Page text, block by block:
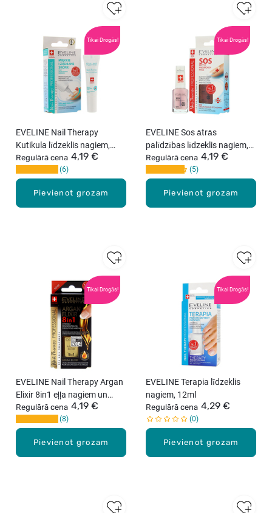
Tikai Drogās!
Pievienot grozam
EVELINE Nail Therapy
Kutikula līdzeklis nagiem,
12ml
Regulārā cena 4,19 €
6
Tikai Drogās!
Pievienot grozam
EVELINE Sos ātrās
palīdzības līdzeklis nagiem,
12ml
Regulārā cena 4,19 €
5
Tikai Drogās!
Pievienot grozam
EVELINE Nail Therapy Argan
Elixir 8in1 eļļa nagiem un
kutikulām, 12ml
Regulārā cena 4,19 €
8
Tikai Drogās!
Pievienot grozam
EVELINE Terapia līdzeklis
nagiem, 12ml
Regulārā cena 4,29 €
0